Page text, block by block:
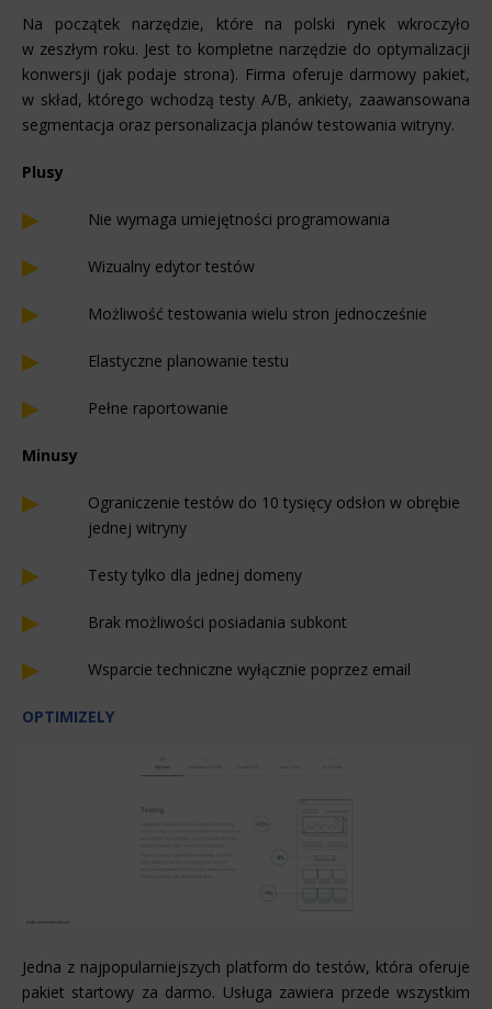
Na początek narzędzie, które na polski rynek wkroczyło
w zeszłym roku. Jest to kompletne narzędzie do optymalizacji
konwersji (jak podaje strona). Firma oferuje darmowy pakiet,
w skład, którego wchodzą testy A/B, ankiety, zaawansowana
segmentacja oraz personalizacja planów testowania witryny.
Plusy
Nie wymaga umiejętności programowania
Wizualny edytor testów
Możliwość testowania wielu stron jednocześnie
Elastyczne planowanie testu
Pełne raportowanie
Minusy
Ograniczenie testów do 10 tysięcy odsłon w obrębie
jednej witryny
Testy tylko dla jednej domeny
Brak możliwości posiadania subkont
Wsparcie techniczne wyłącznie poprzez email
OPTIMIZELY
Jedna z najpopularniejszych platform do testów, która oferuje
pakiet startowy za darmo. Usługa zawiera przede wszystkim